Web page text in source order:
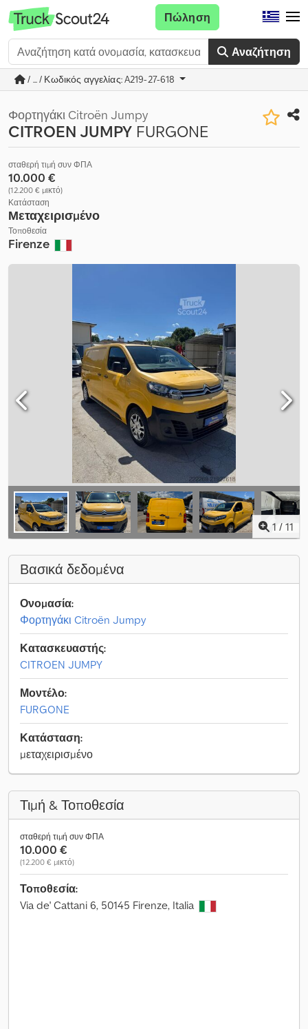
Αναζήτηση
Πώληση
/ ... / Κωδικός αγγελίας: A219-27-618
Φορτηγάκι Citroën Jumpy
CITROEN JUMPY FURGONE
σταθερή τιμή συν ΦΠΑ
10.000 €
(12.200 € μικτό)
Κατάσταση
Μεταχειρισμένο
Τοποθεσία
Firenze
1 / 11
Βασικά δεδομένα
Ονομασία:
Φορτηγάκι Citroën Jumpy
Κατασκευαστής:
CITROEN JUMPY
Μοντέλο:
FURGONE
Κατάσταση:
μεταχειρισμένο
Τιμή & Τοποθεσία
σταθερή τιμή συν ΦΠΑ
10.000 €
(12.200 € μικτό)
Τοποθεσία:
Via de' Cattani 6, 50145 Firenze, Italia